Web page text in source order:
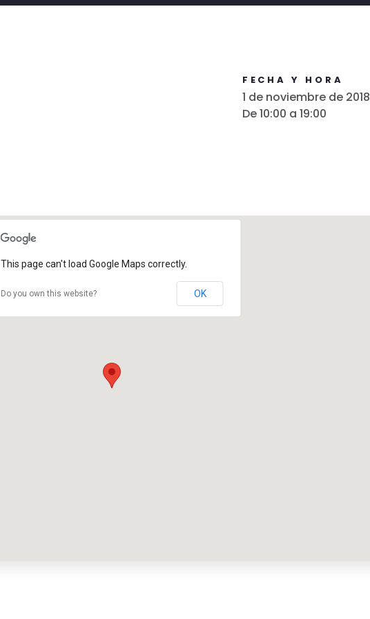
FECHA Y HORA
1 de noviembre de 2018
De 10:00 a 19:00
This page can't load Google Maps correctly.
Do you own this website? OK